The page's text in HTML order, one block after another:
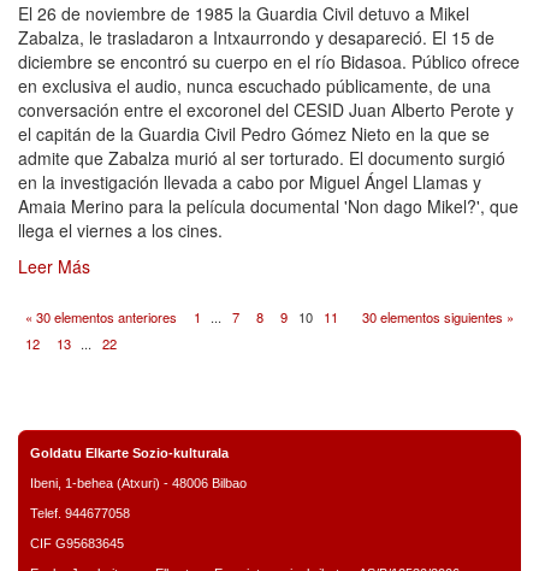
El 26 de noviembre de 1985 la Guardia Civil detuvo a Mikel
Zabalza, le trasladaron a Intxaurrondo y desapareció. El 15 de
diciembre se encontró su cuerpo en el río Bidasoa. Público ofrece
en exclusiva el audio, nunca escuchado públicamente, de una
conversación entre el excoronel del CESID Juan Alberto Perote y
el capitán de la Guardia Civil Pedro Gómez Nieto en la que se
admite que Zabalza murió al ser torturado. El documento surgió
en la investigación llevada a cabo por Miguel Ángel Llamas y
Amaia Merino para la película documental 'Non dago Mikel?', que
llega el viernes a los cines.
Leer Más
« 30 elementos anteriores 30 elementos siguientes »
1 ... 7 8 9 10
11
12
13 ... 22
Goldatu Elkarte Sozio-kulturala
Ibeni, 1-behea (Atxuri) - 48006 Bilbao
Telef. 944677058
CIF G95683645